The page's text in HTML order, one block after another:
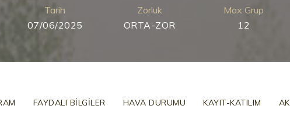
Tarih
07/06/2025
Zorluk
ORTA-ZOR
Max Grup
12
FAYDALI BILGILER HAVA DURUMU KAYIT-KATILIM